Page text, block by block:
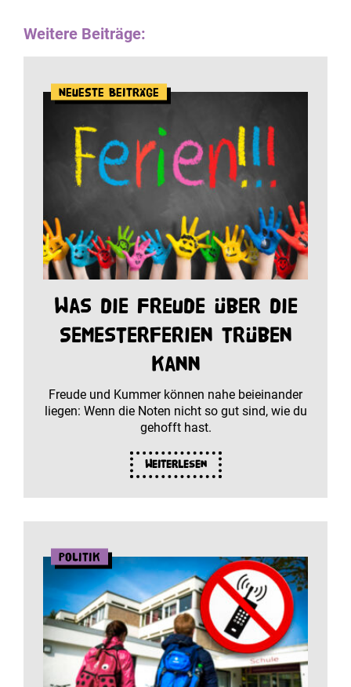
Weitere Beiträge:
Neueste Beiträge
Was die Freude über die
Semesterferien trüben
kann
Freude und Kummer können nahe beieinander
liegen: Wenn die Noten nicht so gut sind, wie du
gehofft hast.
Weiterlesen
Politik